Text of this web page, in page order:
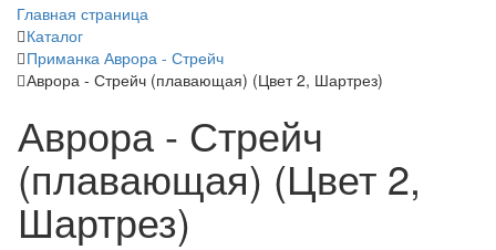
Главная страница
Каталог
Приманка Аврора - Стрейч
Аврора - Стрейч (плавающая) (Цвет 2, Шартрез)
Аврора - Стрейч
(плавающая) (Цвет 2,
Шартрез)